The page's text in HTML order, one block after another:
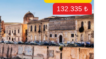
132.335 ₺